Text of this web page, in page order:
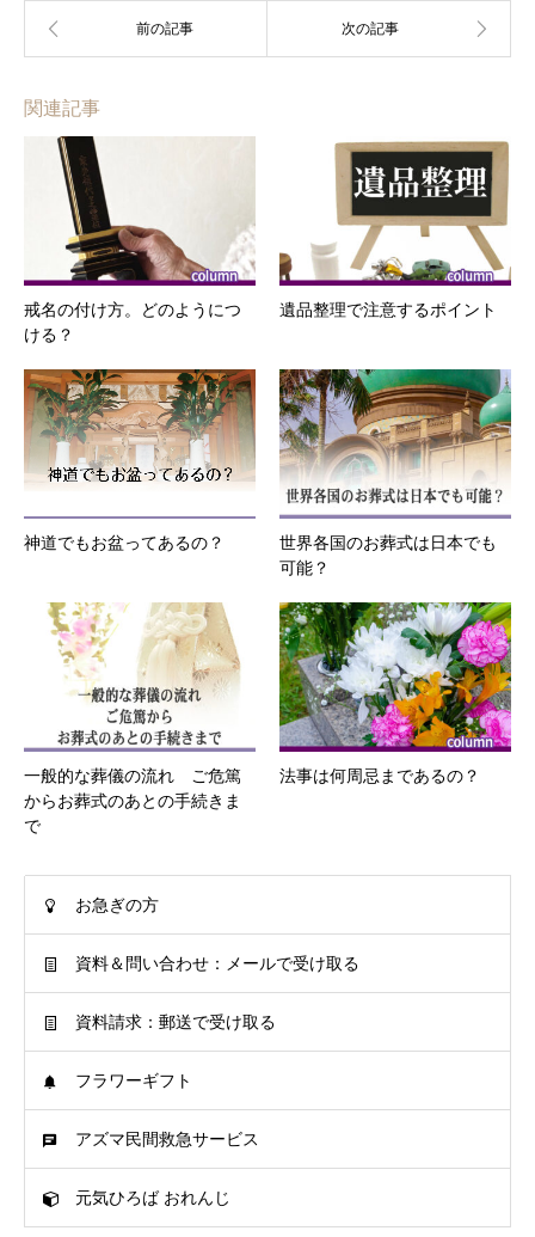
関連記事
戒名の付け方。どのようにつ
ける？
遺品整理で注意するポイント
神道でもお盆ってあるの？
世界各国のお葬式は日本でも
可能？
一般的な葬儀の流れ ご危篤
からお葬式のあとの手続きま
で
法事は何周忌まであるの？
お急ぎの方
資料＆問い合わせ：メールで受け取る
資料請求：郵送で受け取る
フラワーギフト
アズマ民間救急サービス
元気ひろば おれんじ